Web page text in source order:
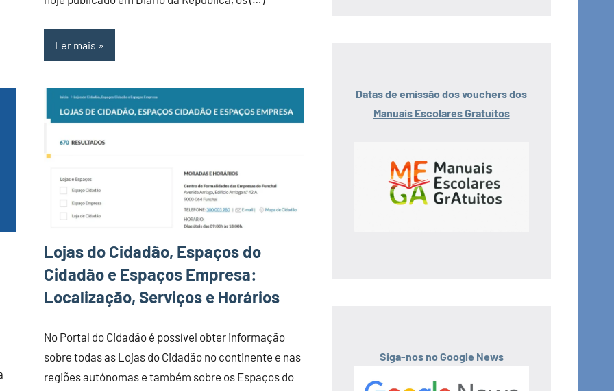
Ler mais
Lojas do Cidadão, Espaços do
Cidadão e Espaços Empresa:
Localização, Serviços e Horários
No Portal do Cidadão é possível obter informação
sobre todas as Lojas do Cidadão no continente e nas
regiões autónomas e também sobre os Espaços do
Datas de emissão dos vouchers dos
Manuais Escolares Gratuitos
Siga-nos no Google News